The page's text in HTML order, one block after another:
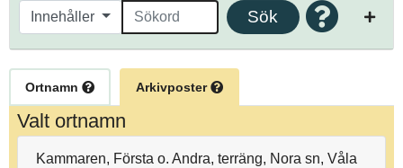
Innehåller Sök
Ortnamn Arkivposter
Valt ortnamn
Kammaren, Första o. Andra, terräng, Nora sn, Våla